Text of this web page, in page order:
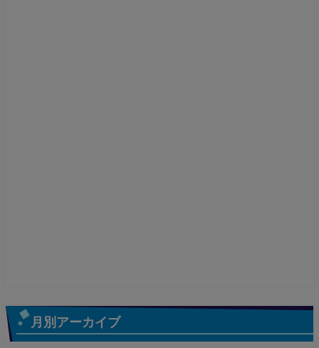
月別アーカイブ